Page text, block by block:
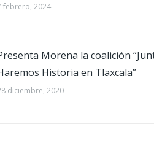
febrero, 2024
Morena la coalición
Historia en Tlaxcala”
diciembre, 2020